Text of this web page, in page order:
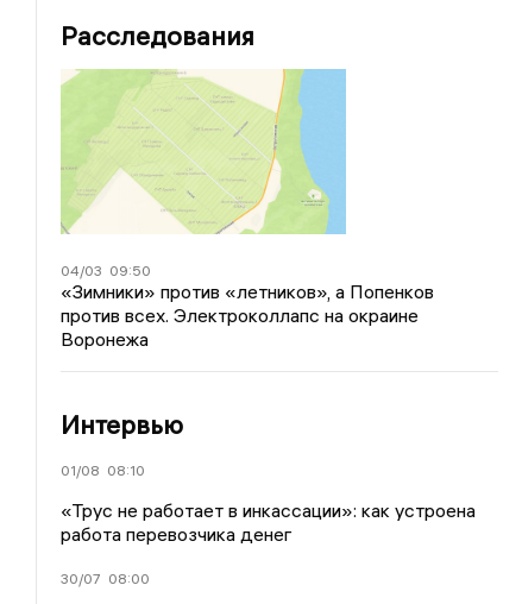
Расследования
04/03 09:50
«Зимники» против «летников», а Попенков
против всех. Электроколлапс на окраине
Воронежа
Интервью
01/08 08:10
«Трус не работает в инкассации»: как устроена
работа перевозчика денег
30/07 08:00